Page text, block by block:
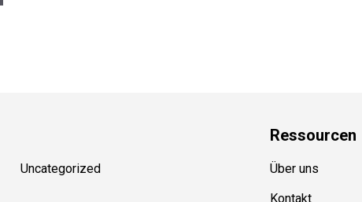
Ressource
Über uns